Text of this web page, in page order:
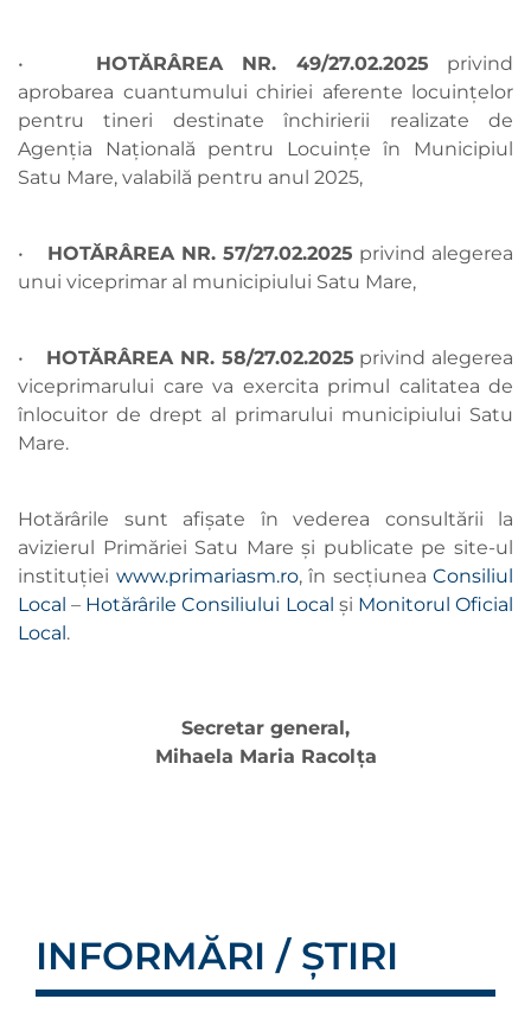
• HOTĂRÂREA NR. 49/27.02.2025 privind
aprobarea cuantumului chiriei aferente locuințelor
pentru tineri destinate închirierii realizate de
Agenția Națională pentru Locuințe în Municipiul
Satu Mare, valabilă pentru anul 2025,
• HOTĂRÂREA NR. 57/27.02.2025 privind alegerea
unui viceprimar al municipiului Satu Mare,
• HOTĂRÂREA NR. 58/27.02.2025 privind alegerea
viceprimarului care va exercita primul calitatea de
înlocuitor de drept al primarului municipiului Satu
Mare.
Hotărârile sunt afișate în vederea consultării la
avizierul Primăriei Satu Mare şi publicate pe site-ul
instituției www.primariasm.ro, în secțiunea Consiliul
Local – Hotărârile Consiliului Local și Monitorul Oficial
Local.
Secretar general,
Mihaela Maria Racolţa
INFORMĂRI / ȘTIRI